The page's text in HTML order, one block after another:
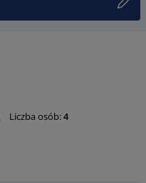
Liczba osób:4